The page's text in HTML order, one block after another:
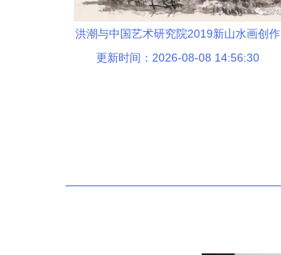
洪潮与中国艺术研究院2019新山水画创作
研修班 文化经纪在中国画现代化进程中的
更新时间：2026-08-08 14:56:30